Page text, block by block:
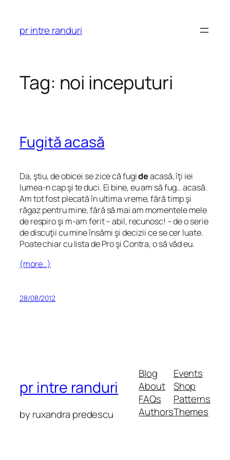
content
pr intre randuri
Tag: noi inceputuri
Fugită acasă
Da, ştiu, de obicei se zice că fugideacasă, îţi iei
lumea-n cap şi te duci. Ei bine, eu am să fug… acasă.
Am tot fost plecată în ultima vreme, fără timp şi
răgaz pentru mine, fără să mai am momentele mele
de respiro şi m-am ferit – abil, recunosc! – de o serie
de discuţii cu mine însămi şi decizii ce se cer luate.
Poate chiar cu lista de Pro şi Contra, o să văd eu.
(more…)
28/08/2012
pr intre randuri
by ruxandra predescu
Blog
About
FAQs
Authors
Events
Shop
Patterns
Themes